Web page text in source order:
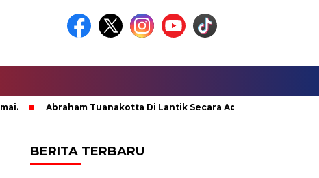
Abraham Tuanakotta Di Lantik Secara Adat; Pj Bupati Malteng
BERITA TERBARU